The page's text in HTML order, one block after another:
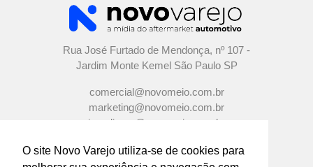
O site Novo Varejo utiliza-se de cookies para
Rua José Furtado de Mendonça, nº 107 -
Jardim Monte Kemel São Paulo SP
comercial@novomeio.com.br
marketing@novomeio.com.br
jornalismo@novomeio.com.br